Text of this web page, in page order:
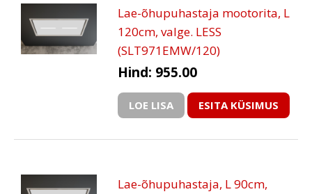
Lae-õhupuhastaja mootorita, L
120cm, valge. LESS
(SLT971EMW/120)
Hind: 955.00
LOE LISA ESITA KÜSIMUS
Lae-õhupuhastaja, L 90cm,